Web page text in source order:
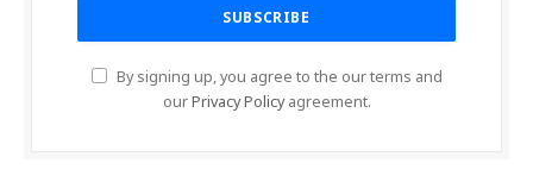
By signing up, you agree to the our terms and
ourPrivacy Policyagreement.